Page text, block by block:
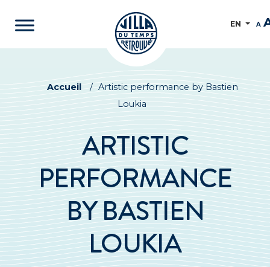
EN A
Accueil / Artistic performance by Bastien
Loukia
ARTISTIC
PERFORMANCE
BY BASTIEN
LOUKIA